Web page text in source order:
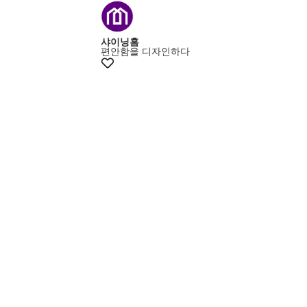
+15% 쿠폰
샤이닝홈
편안함을 디자인하다